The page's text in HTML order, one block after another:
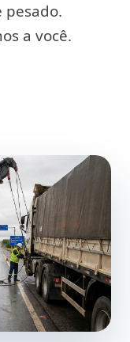
pesado.
a você.